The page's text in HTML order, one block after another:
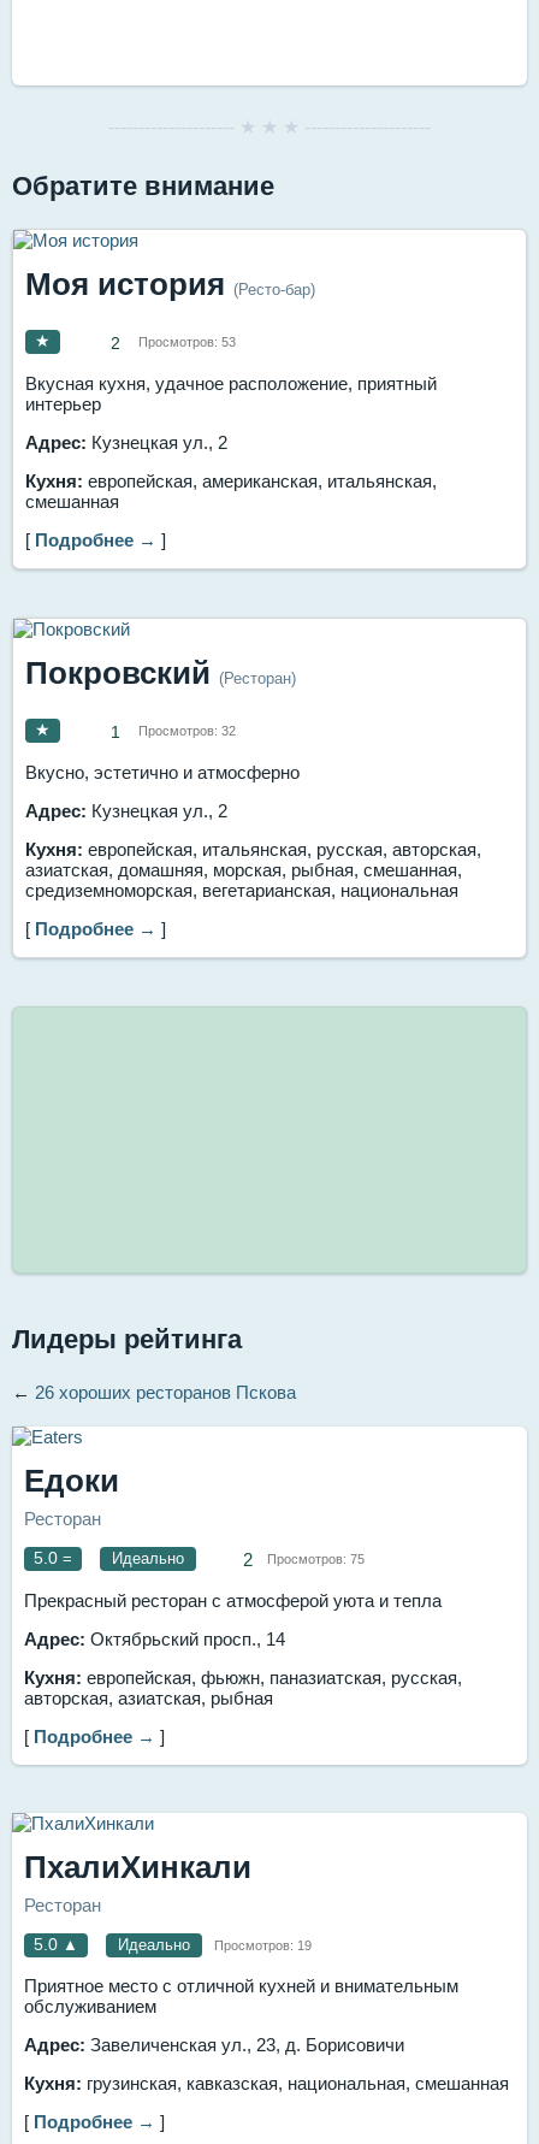
--------------------- ★ ★ ★ ---------------------
Обратите внимание
Моя история (Ресто-бар)
★ 2 Просмотров: 53
Вкусная кухня, удачное расположение, приятный
интерьер
Адрес: Кузнецкая ул., 2
Кухня: европейская, американская, итальянская,
смешанная
[ Подробнее → ]
Покровский (Ресторан)
★ 1 Просмотров: 32
Вкусно, эстетично и атмосферно
Адрес: Кузнецкая ул., 2
Кухня: европейская, итальянская, русская, авторская,
азиатская, домашняя, морская, рыбная, смешанная,
средиземноморская, вегетарианская, национальная
[ Подробнее → ]
Лидеры рейтинга
← 26 хороших ресторанов Пскова
Едоки
Ресторан
5.0 = Идеально 2 Просмотров: 75
Прекрасный ресторан с атмосферой уюта и тепла
Адрес: Октябрьский просп., 14
Кухня: европейская, фьюжн, паназиатская, русская,
авторская, азиатская, рыбная
[ Подробнее → ]
ПхалиХинкали
Ресторан
5.0 ▲ Идеально Просмотров: 19
Приятное место с отличной кухней и внимательным
обслуживанием
Адрес: Завеличенская ул., 23, д. Борисовичи
Кухня: грузинская, кавказская, национальная, смешанная
[ Подробнее → ]